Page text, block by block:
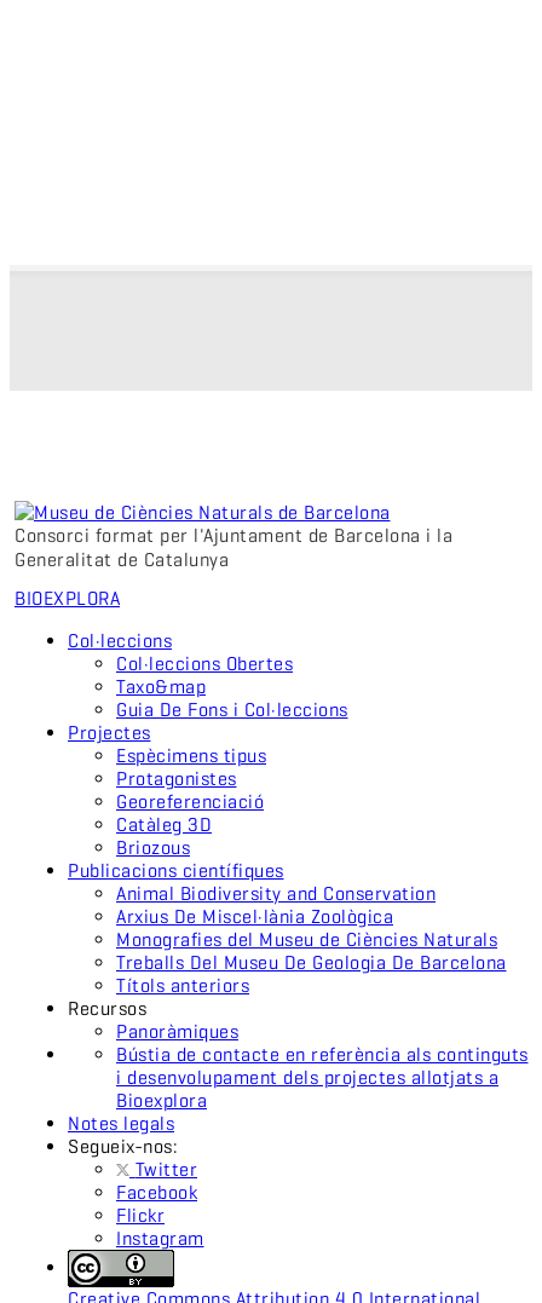
Consorci format per l'Ajuntament de Barcelona i la
Generalitat de Catalunya
BIOEXPLORA
Col·leccions
Col·leccions Obertes
Taxo&map
Guia De Fons i Col·leccions
Projectes
Espècimens tipus
Protagonistes
Georeferenciació
Catàleg 3D
Briozous
Publicacions científiques
Animal Biodiversity and Conservation
Arxius De Miscel·lània Zoològica
Monografies del Museu de Ciències Naturals
Treballs Del Museu De Geologia De Barcelona
Títols anteriors
Recursos
Panoràmiques
Bústia de contacte en referència als continguts
i desenvolupament dels projectes allotjats a
Bioexplora
Notes legals
Segueix-nos:
Twitter
Facebook
Flickr
Instagram